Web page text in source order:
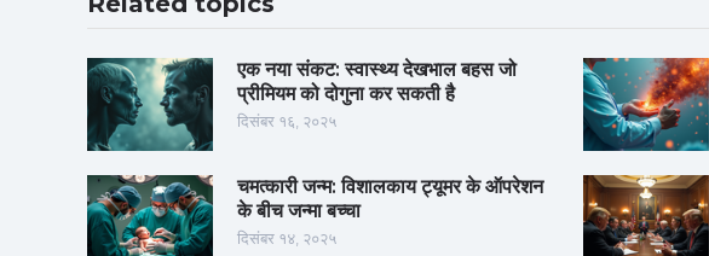
एक नया संकट: स्वास्थ्य देखभाल बहस जो
प्रीमियम को दोगुना कर सकती है
दिसंबर १६, २०२५
चमत्कारी जन्म: विशालकाय ट्यूमर के ऑपरेशन
के बीच जन्मा बच्चा
दिसंबर १४, २०२५